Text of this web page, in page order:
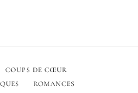
COUPS DE CŒUR
ROMANCES